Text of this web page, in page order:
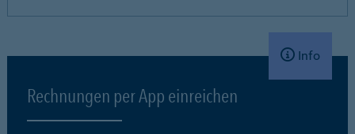
Info
Rechnungen per App einreichen